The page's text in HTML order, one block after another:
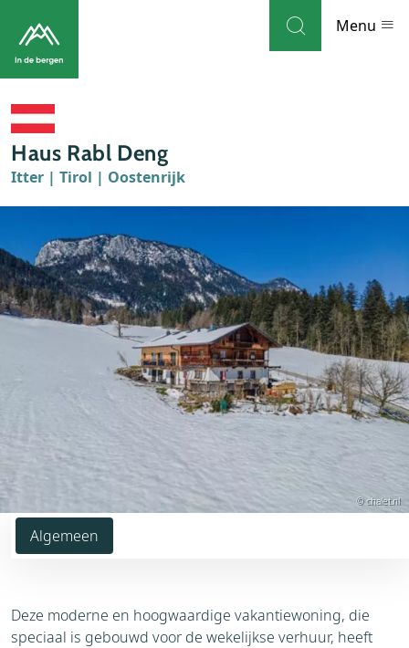
Menu
Bestemmingen
Weblog
Thema's
Bezienswaardigheden
Haus Rabl Deng
Itter | Tirol | Oostenrijk
Algemeen
© chalet.nl
Deze moderne en hoogwaardige vakantiewoning, die
speciaal is gebouwd voor de wekelijkse verhuur, heeft